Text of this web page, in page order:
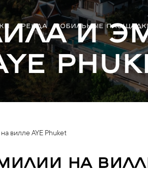
АРЕНДА МОБИЛЬНЫЕ
и
вилле AYE Phuket
на